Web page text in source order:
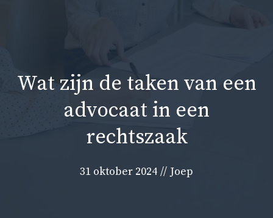
Wat zijn de taken van een
advocaat in een
rechtszaak
31 oktober 2024 // Joep